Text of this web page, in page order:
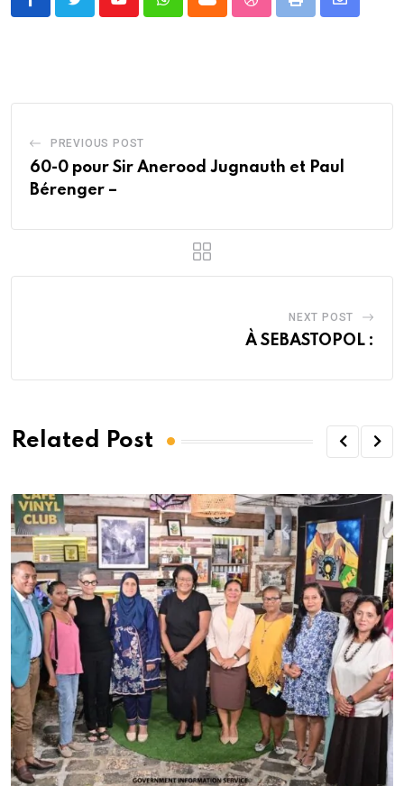
YoutubeWhatsappCloud StumbleUpon
Print
Share
PREVIOUS POST
60-0 pour Sir Anerood Jugnauth et Paul
Bérenger –
NEXT POST
À SEBASTOPOL :
Related Post